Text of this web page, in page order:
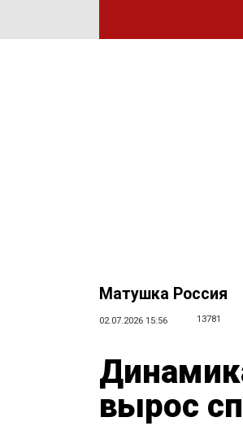
Матушка Россия
02.07.2026 15:56 13781
вырос